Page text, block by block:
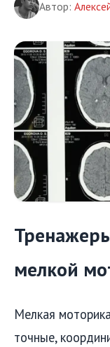
Автор:
мелкой
Мелкая
точные,